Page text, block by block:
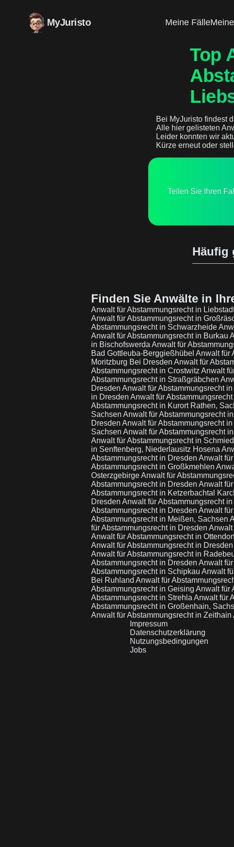
MyJuristo Meine Fälle
Top
Bei MyJuristo findest
Alle hier gelisteten
Leider konnten wir
Kürze erneut oder
Teilen Sie Ihren
Häufig
Finden Sie Anwälte in
Anwalt für Abstammungsrecht in
Anwalt für Abstammungsrecht in
Abstammungsrecht in Schwarzheide
Anwalt für Abstammungsrecht in Burkau
in Bischofswerda Anwalt für
Bad Gottleuba-Berggießhübel Anwalt für
Moritzburg Bei Dresden Anwalt für
Abstammungsrecht in Crostwitz Anwalt
Abstammungsrecht in Straßgräbchen
Dresden Anwalt für Abstammungsrecht
in Dresden Anwalt für
Abstammungsrecht in Kurort Rathen,
Sachsen Anwalt für Abstammungsrecht
Dresden Anwalt für Abstammungsrecht
Sachsen Anwalt für Abstammungsrecht
Anwalt für Abstammungsrecht in
in Senftenberg, Niederlausitz Hosena
Abstammungsrecht in Dresden Anwalt
Abstammungsrecht in Großkmehlen
OsterzgebirgeAnwalt für
Abstammungsrecht in Dresden Anwalt
Abstammungsrecht in Ketzerbachtal
Dresden Anwalt für Abstammungsrecht
Abstammungsrecht in Dresden Anwalt
Abstammungsrecht in Meißen, Sachsen
für Abstammungsrecht in Dresden Anwalt
Anwalt für Abstammungsrecht in
Anwalt für Abstammungsrecht in Dresden
Anwalt für Abstammungsrecht in
Abstammungsrecht in Dresden Anwalt
Abstammungsrecht in Schipkau Anwalt
Bei Ruhland Anwalt für
Abstammungsrecht in Geising Anwalt für
Abstammungsrecht in Strehla Anwalt für
Abstammungsrecht in Großenhain,
Anwalt für Abstammungsrecht in Zeithain
Impressum
Datenschutzerklärung
Nutzungsbedingungen
Jobs